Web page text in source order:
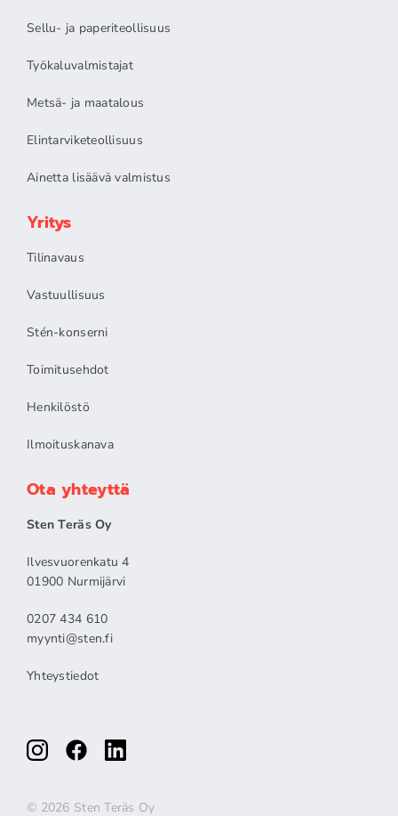
Sellu- ja paperiteollisuus
Työkaluvalmistajat
Metsä- ja maatalous
Elintarviketeollisuus
Ainetta lisäävä valmistus
Yritys
Tilinavaus
Vastuullisuus
Stén-konserni
Toimitusehdot
Henkilöstö
Ilmoituskanava
Ota yhteyttä
Sten Teräs Oy
Ilvesvuorenkatu 4
01900 Nurmijärvi
0207 434 610
myynti@sten.fi
Yhteystiedot
© 2026 Sten Teräs Oy